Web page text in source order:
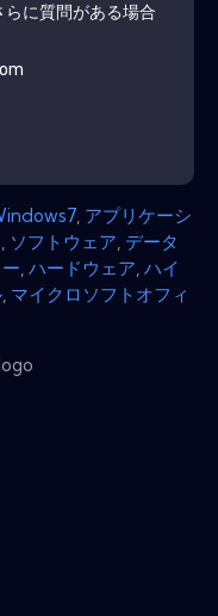
らに質問がある場合
アプリケーシ
ソフトウェア データ
ハードウェア ハイ
マイクロソフトオフィ